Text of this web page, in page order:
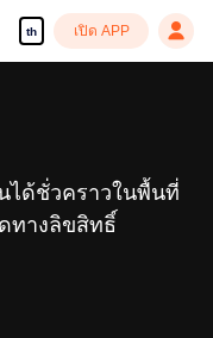
th เปิด APP
ได้ชั่วคราวในพื้นที่
ทางลิขสิทธิ์